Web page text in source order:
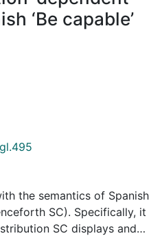
‘Be capable’
the semantics of Spanish
SC). Specifically, it
SC displays and